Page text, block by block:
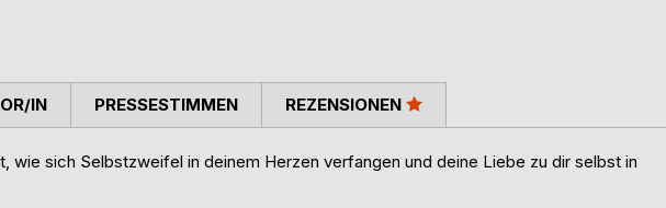
wie sich Selbstzweifel in deinem Herzen verfangen und deine Liebe zu dir selbst in
IN PRESSESTIMMEN REZENSIONEN